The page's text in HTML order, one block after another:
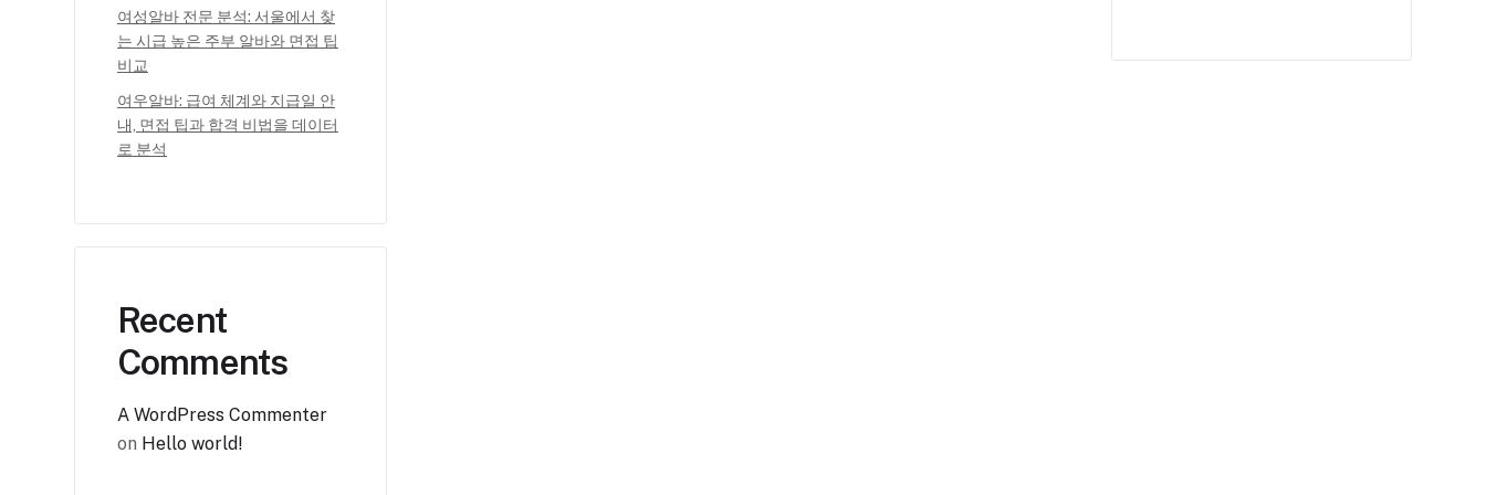
여성알바 전문 분석: 서울에서 찾
는 시급 높은 주부 알바와 면접 팁
비교
여우알바: 급여 체계와 지급일 안
내, 면접 팁과 합격 비법을 데이터
로 분석
Recent
Comments
A WordPress Commenter
on Hello world!